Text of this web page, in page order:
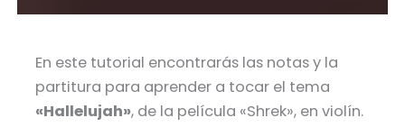
En este tutorial encontrarás las notas y la
partitura para aprender a tocar el tema
«Hallelujah», de la película «Shrek», en violín.